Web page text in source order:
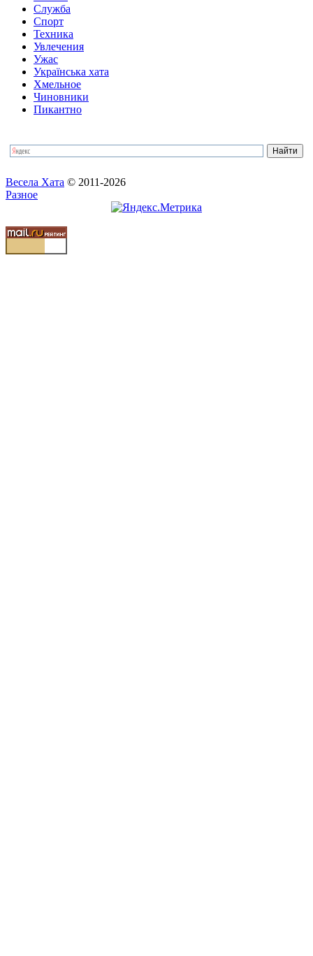
Служба
Спорт
Техника
Увлечения
Ужас
Українська хата
Хмельное
Чиновники
Пикантно
Весела Хата © 2011-2026
Разное